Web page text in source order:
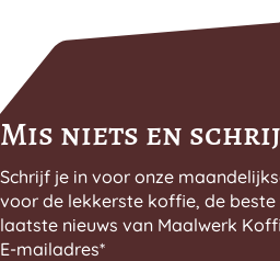
Mis niets en
Schrijf je in voor onze
voor de lekkerste koffie, de
laatste nieuws van Maalwerk
E-mailadres*